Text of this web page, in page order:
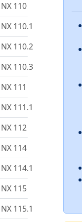
NX 110
NX 110.1
NX 110.2
NX 110.3
NX 111
NX 111.1
NX 112
NX 114
NX 114.1
NX 115
NX 115.1